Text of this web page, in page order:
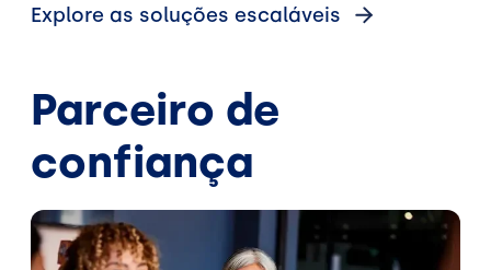
Explore as soluções escaláveis
Parceiro de
confiança
Imagem